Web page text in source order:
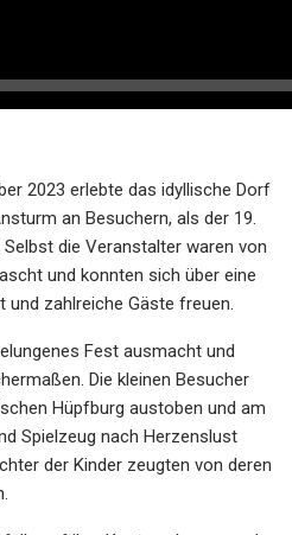
2023 erlebte das idyllische Dorf
an Besuchern, als der 19.
die Veranstalter waren von
und konnten sich über eine
zahlreiche Gäste freuen.
Fest ausmacht und
Die kleinen Besucher
Hüpfburg austoben und am
Spielzeug nach Herzenslust
der Kinder zeugten von deren